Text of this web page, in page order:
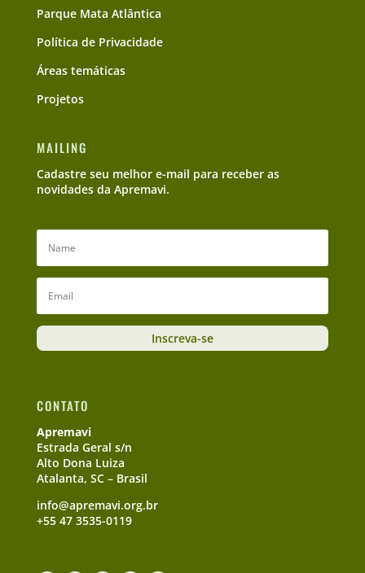
Parque Mata Atlântica
Política de Privacidade
Áreas temáticas
Projetos
MAILING
Cadastre seu melhor e-mail para receber as
novidades da Apremavi.
Inscreva-se
CONTATO
Apremavi
Estrada Geral s/n
Alto Dona Luiza
Atalanta, SC – Brasil
info@apremavi.org.br
+55 47 3535-0119